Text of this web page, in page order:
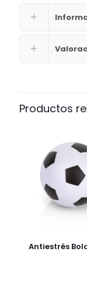
Productos
Antiestrés